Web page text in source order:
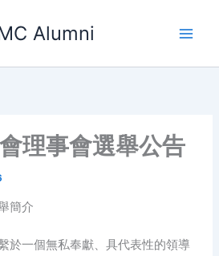
Alumni
理事會選舉公告
簡介
於一個無私奉獻、具代表性的領導